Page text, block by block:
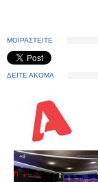
ΜΟΙΡΑΣΤΕΙΤΕ
ΔΕΙΤΕ ΑΚΟΜΑ